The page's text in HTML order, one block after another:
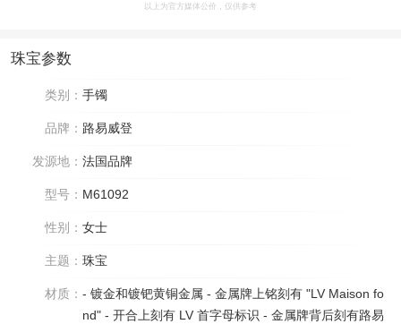
以上为官方媒体公价，仅供参考
珠宝参数
类别： 手镯
品牌： 路易威登
发源地： 法国品牌
型号： M61092
性别： 女士
主题： 珠宝
材质： - 镀金和镀钯黄铜金属 - 金属牌上铭刻有 "LV Maison fo
nd" - 开合上刻有 LV 首字母标识 - 金属牌背后刻有路易